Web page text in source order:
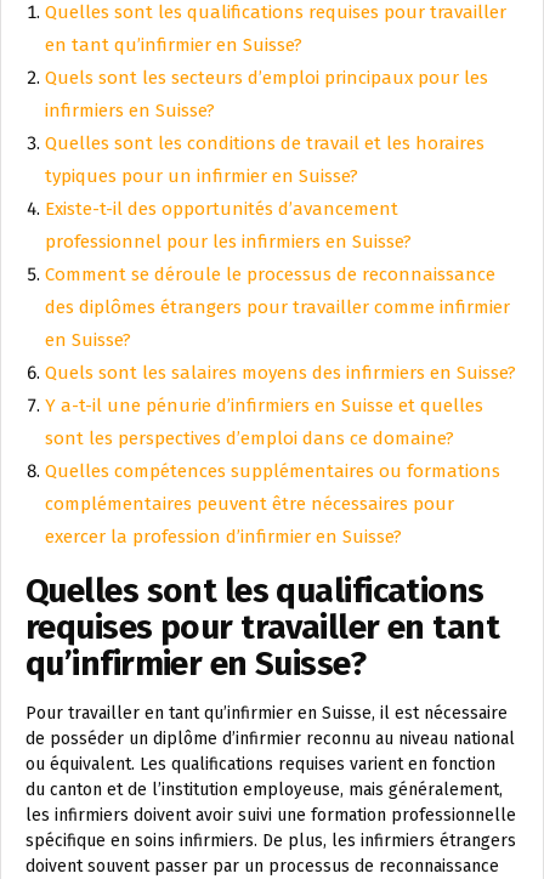
Quelles sont les qualifications requises pour travailler
en tant qu’infirmier en Suisse?
Quels sont les secteurs d’emploi principaux pour les
infirmiers en Suisse?
Quelles sont les conditions de travail et les horaires
typiques pour un infirmier en Suisse?
Existe-t-il des opportunités d’avancement
professionnel pour les infirmiers en Suisse?
Comment se déroule le processus de reconnaissance
des diplômes étrangers pour travailler comme infirmier
en Suisse?
Quels sont les salaires moyens des infirmiers en Suisse?
Y a-t-il une pénurie d’infirmiers en Suisse et quelles
sont les perspectives d’emploi dans ce domaine?
Quelles compétences supplémentaires ou formations
complémentaires peuvent être nécessaires pour
exercer la profession d’infirmier en Suisse?
Quelles sont les qualifications
requises pour travailler en tant
qu’infirmier en Suisse?
Pour travailler en tant qu’infirmier en Suisse, il est nécessaire
de posséder un diplôme d’infirmier reconnu au niveau national
ou équivalent. Les qualifications requises varient en fonction
du canton et de l’institution employeuse, mais généralement,
les infirmiers doivent avoir suivi une formation professionnelle
spécifique en soins infirmiers. De plus, les infirmiers étrangers
doivent souvent passer par un processus de reconnaissance